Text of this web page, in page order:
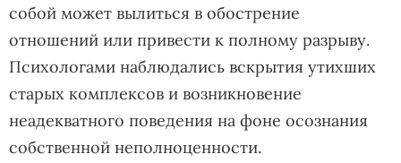
собой может вылиться в обострение
отношений или привести к полному разрыву.
Психологами наблюдались вскрытия утихших
старых комплексов и возникновение
неадекватного поведения на фоне осознания
собственной неполноценности.